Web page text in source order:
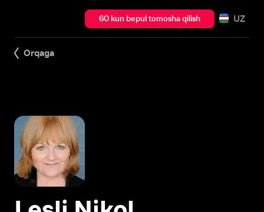
60 kun bepul tomosha qilish UZ
Orqaga